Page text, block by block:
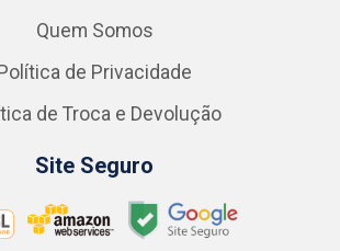
Quem Somos
de Privacidade
de Troca e Devolução
Site Seguro